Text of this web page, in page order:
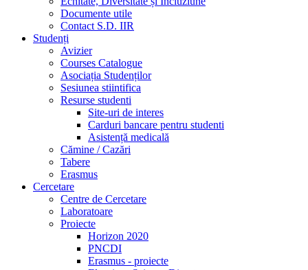
Documente utile
Contact S.D. IIR
Studenți
Avizier
Courses Catalogue
Asociația Studenților
Sesiunea stiintifica
Resurse studenti
Site-uri de interes
Carduri bancare pentru studenti
Asistență medicală
Cămine / Cazări
Tabere
Erasmus
Cercetare
Centre de Cercetare
Laboratoare
Proiecte
Horizon 2020
PNCDI
Erasmus - proiecte